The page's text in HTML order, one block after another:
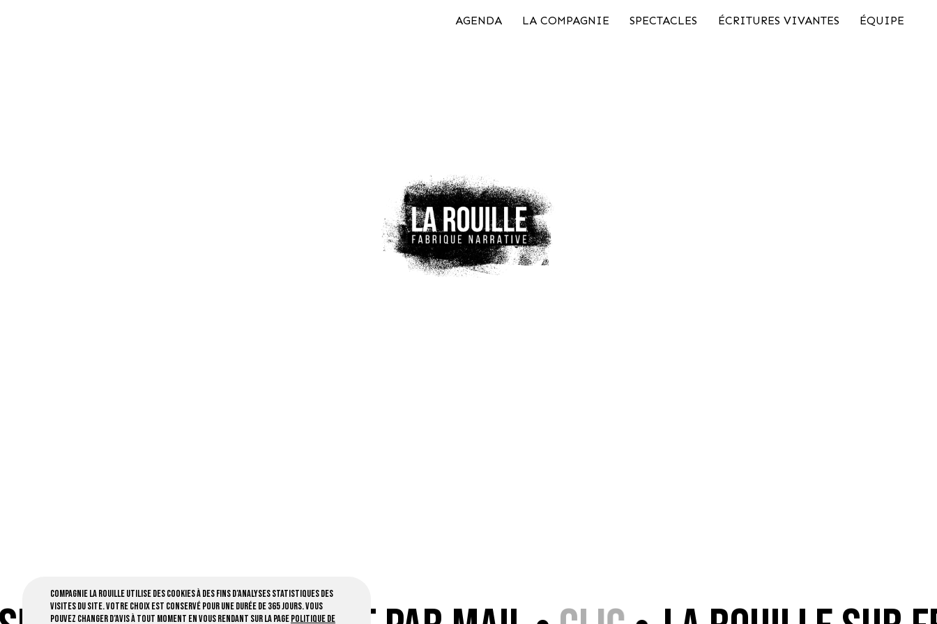
AGENDA LA COMPAGNIE SPECTACLES ÉCRITURES VIVANTES ÉQUIPE
Compagnie la Rouille utilise des cookies à des fins d’analyses statistiques des
visites du site. Votre choix est conservé pour une durée de 365 jours. Vous
pouvez changer d’avis à tout moment en vous rendant sur la pagePolitique de